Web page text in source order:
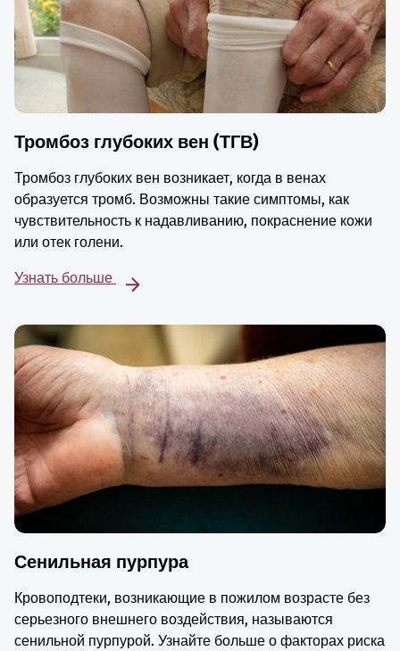
Тромбоз глубоких вен (ТГВ)
Тромбоз глубоких вен возникает, когда в венах
образуется тромб. Возможны такие симптомы, как
чувствительность к надавливанию, покраснение кожи
или отек голени.
Узнать больше
Сенильная пурпура
Кровоподтеки, возникающие в пожилом возрасте без
серьезного внешнего воздействия, называются
сенильной пурпурой. Узнайте больше о факторах риска